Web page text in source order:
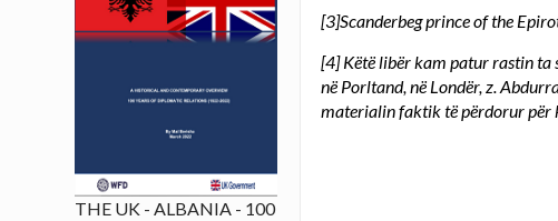
[3]Scanderbeg prince of the
[4]Këtë libër kam patur rastin ta
në Porltand, në Londër, z.
materialin faktik të përdorur për
THE UK - ALBANIA - 100